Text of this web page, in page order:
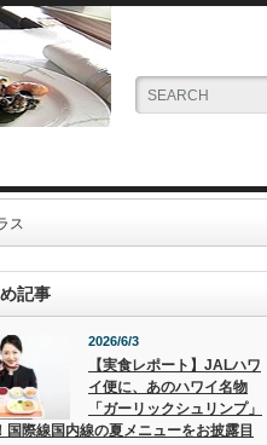
ス
記事
2026/6/3
【実食レポート】JALハワ
イ便に、あのハワイ名物
「ガーリックシュリンプ」
国際線国内線の夏メニューをお披露目